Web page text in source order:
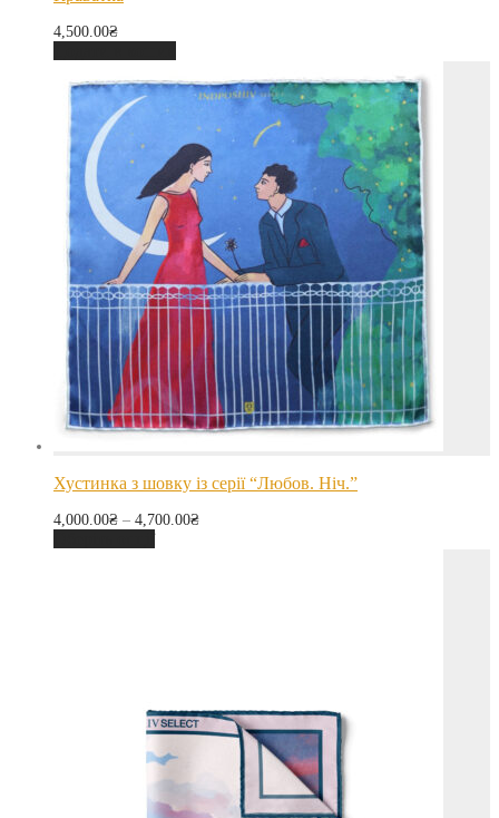
4,500.00₴
Хустинка з шовку із серії “Любов. Ніч.”
4,000.00₴ – 4,700.00₴